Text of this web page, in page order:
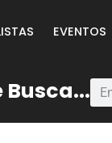
EVENTOS
Busca...